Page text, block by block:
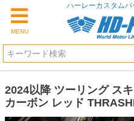
MENU
ハーレーカスタム
2024以降 ツーリング ス
カーボン レッド